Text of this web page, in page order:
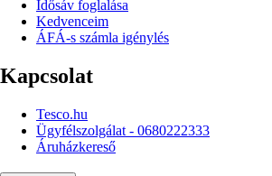
Idősáv foglalása
Kedvenceim
ÁFÁ-s számla igénylés
Kapcsolat
Tesco.hu
Ügyfélszolgálat - 0680222333
Áruházkereső